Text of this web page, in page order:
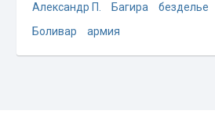
Александр П.
Багира безделье
Боливар
армия